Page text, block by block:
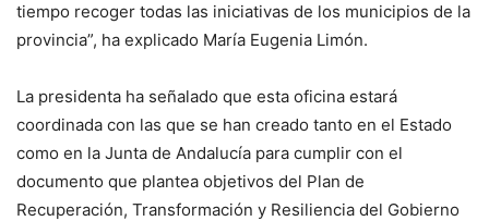
tiempo recoger todas las iniciativas de los municipios de la
provincia”, ha explicado María Eugenia Limón.
La presidenta ha señalado que esta oficina estará
coordinada con las que se han creado tanto en el Estado
como en la Junta de Andalucía para cumplir con el
documento que plantea objetivos del Plan de
Recuperación, Transformación y Resiliencia del Gobierno